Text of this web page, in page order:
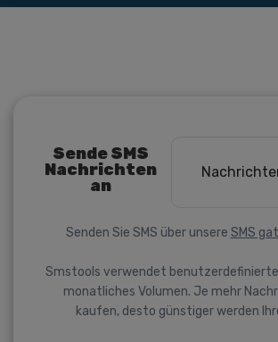
Sende SMS
Nachrichten
an
Senden Sie SMS über unsere SMS
Smstools verwendet
monatliches Volumen. Je mehr
kaufen, desto günstiger werden